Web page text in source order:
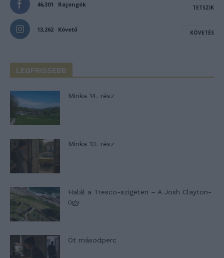
46,301 Rajongók TETSZIK
13,262 Követő KÖVETÉS
LEGFRISSEBB
Minka 14. rész
Minka 13. rész
Halál a Tresco-szigeten – A Josh Clayton-
ügy
Öt másodperc